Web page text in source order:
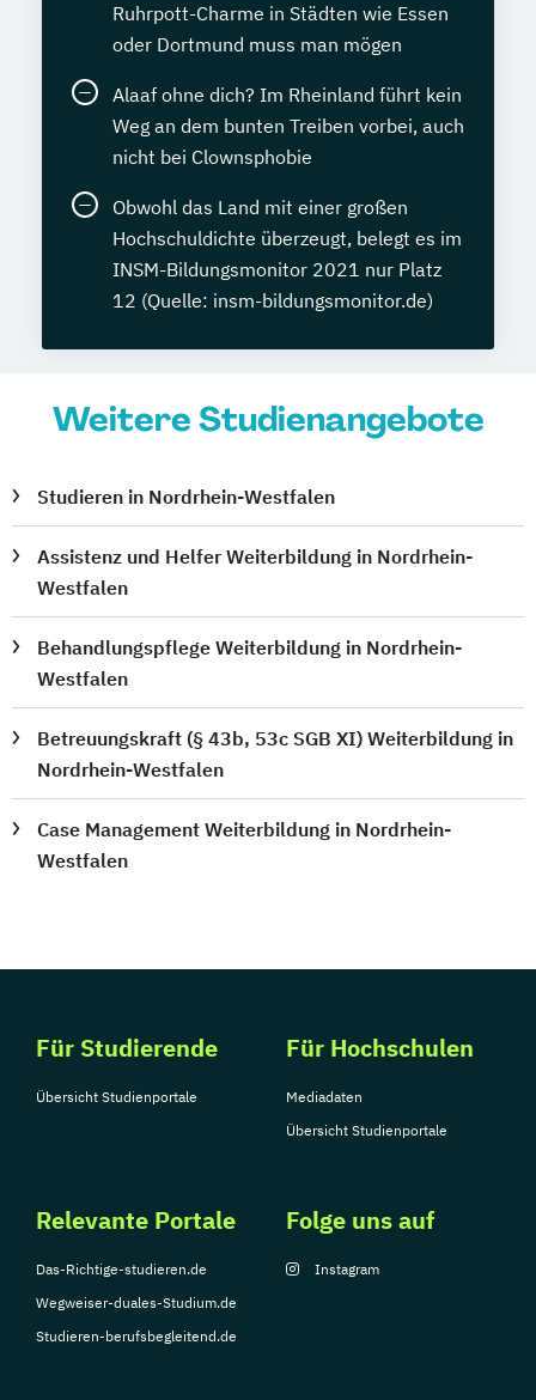
Ruhrpott-Charme in Städten wie Essen
oder Dortmund muss man mögen
Alaaf ohne dich? Im Rheinland führt kein
Weg an dem bunten Treiben vorbei, auch
nicht bei Clownsphobie
Obwohl das Land mit einer großen
Hochschuldichte überzeugt, belegt es im
INSM-Bildungsmonitor 2021 nur Platz
12 (Quelle: insm-bildungsmonitor.de)
Weitere Studienangebote
Studieren in Nordrhein-Westfalen
Assistenz und Helfer Weiterbildung in Nordrhein-
Westfalen
Behandlungspflege Weiterbildung in Nordrhein-
Westfalen
Betreuungskraft (§ 43b, 53c SGB XI) Weiterbildung in
Nordrhein-Westfalen
Case Management Weiterbildung in Nordrhein-
Westfalen
Für Studierende
Übersicht Studienportale
Für Hochschulen
Mediadaten
Übersicht Studienportale
Relevante Portale
Das-Richtige-studieren.de
Wegweiser-duales-Studium.de
Studieren-berufsbegleitend.de
Folge uns auf
Instagram